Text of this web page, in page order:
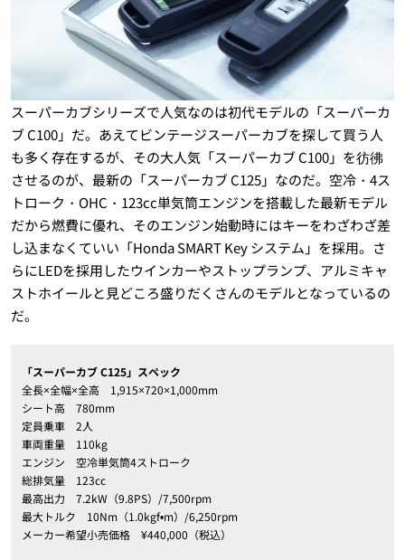
スーパーカブシリーズで人気なのは初代モデルの「スーパーカ
ブ C100」だ。あえてビンテージスーパーカブを探して買う人
も多く存在するが、その大人気「スーパーカブ C100」を彷彿
させるのが、最新の「スーパーカブ C125」なのだ。空冷・4ス
トローク・OHC・123cc単気筒エンジンを搭載した最新モデル
だから燃費に優れ、そのエンジン始動時にはキーをわざわざ差
し込まなくていい「Honda SMART Key システム」を採用。さ
らにLEDを採用したウインカーやストップランプ、アルミキャ
ストホイールと見どころ盛りだくさんのモデルとなっているの
だ。
「スーパーカブ C125」スペック
全長×全幅×全高 1,915×720×1,000mm
シート高 780mm
定員乗車 2人
車両重量 110kg
エンジン 空冷単気筒4ストローク
総排気量 123cc
最高出力 7.2kW（9.8PS）/7,500rpm
最大トルク 10Nm（1.0kgf•m）/6,250rpm
メーカー希望小売価格 ¥440,000（税込）